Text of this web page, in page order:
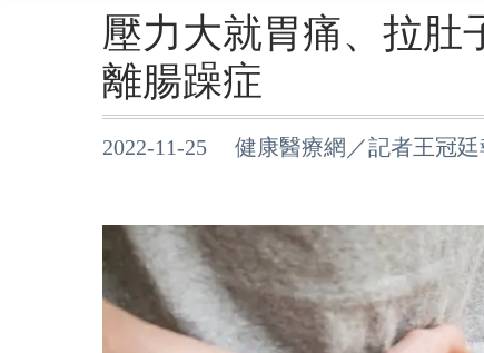
壓力大就胃痛、拉
離腸躁症
2022-11-25 健康醫療網／記者王冠廷